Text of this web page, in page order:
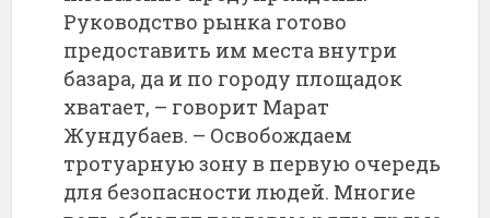
Руководство рынка готово
предоставить им места внутри
базара, да и по городу площадок
хватает, – говорит Марат
Жундубаев. – Освобождаем
тротуарную зону в первую очередь
для безопасности людей. Многие